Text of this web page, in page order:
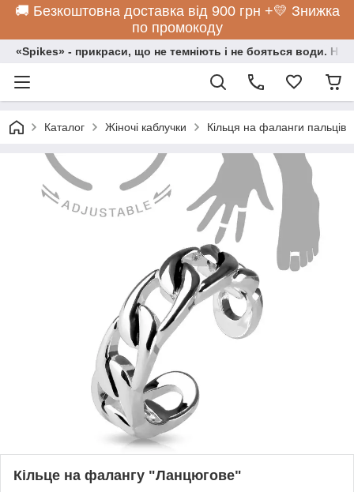
🚚 Безкоштовна доставка від 900 грн +💛 Знижка
по промокоду
«Spikes» - прикраси, що не темніють і не бояться води.
Каталог Жіночі каблучки Кільця на фаланги пальців
Кільце на фалангу "Ланцюгове"